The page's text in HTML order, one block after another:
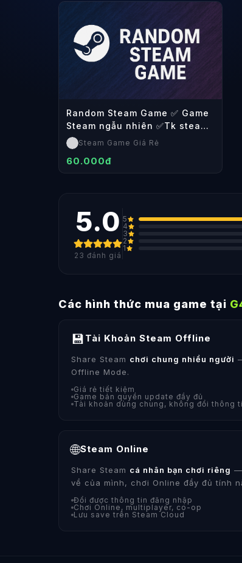
Random Steam Game ✅ Game
Steam ngẫu nhiên ✅Tk steam
cá nhân ✅Vĩnh Viễn
Steam Game Giá Rẻ
60.000đ
5.0
23 đánh giá
5
4
3
2
1
Các hình thức mua game tại
💾 Tài Khoản Steam Offline
Share Steam chơi chung nhiều người
Offline Mode.
Giá rẻ tiết kiệm
Game bản quyền update đầy đủ
Tài khoản dùng chung, không đổi thông
🌐Steam Online
Share Steam cá nhân bạn chơi riêng —
về của mình, chơi Online đầy đủ tính
Đổi được thông tin đăng nhập
Chơi Online, multiplayer, co-op
Lưu save trên Steam Cloud